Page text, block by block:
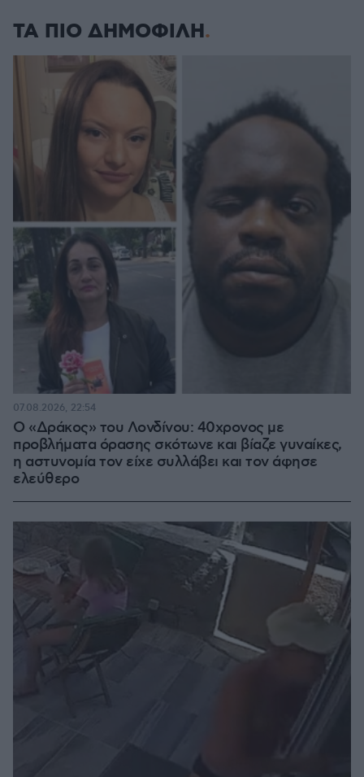
ΤΑ ΠΙΟ ΔΗΜΟΦΙΛΗ
Ο «Δράκος» του Λονδίνου: 40χρονος με
προβλήματα όρασης σκότωνε και βίαζε γυναίκες,
η αστυνομία τον είχε συλλάβει και τον άφησε
ελεύθερο
07.08.2026, 22:54